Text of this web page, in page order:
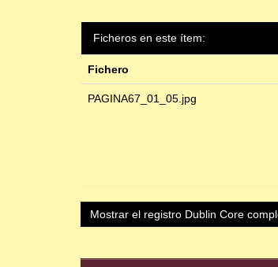
Ficheros en este ítem:
Fichero
PAGINA67_01_05.jpg
Mostrar el registro Dublin Core